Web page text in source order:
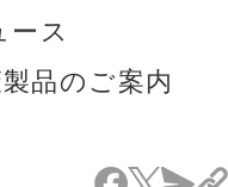
ース
品のご案内